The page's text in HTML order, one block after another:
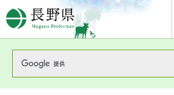
長野県Nagano Prefecture